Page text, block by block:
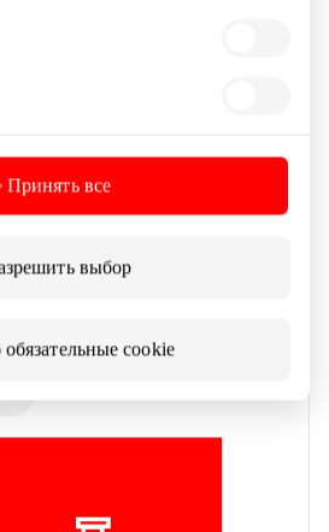
Принять все
выбор
обязательные cookie